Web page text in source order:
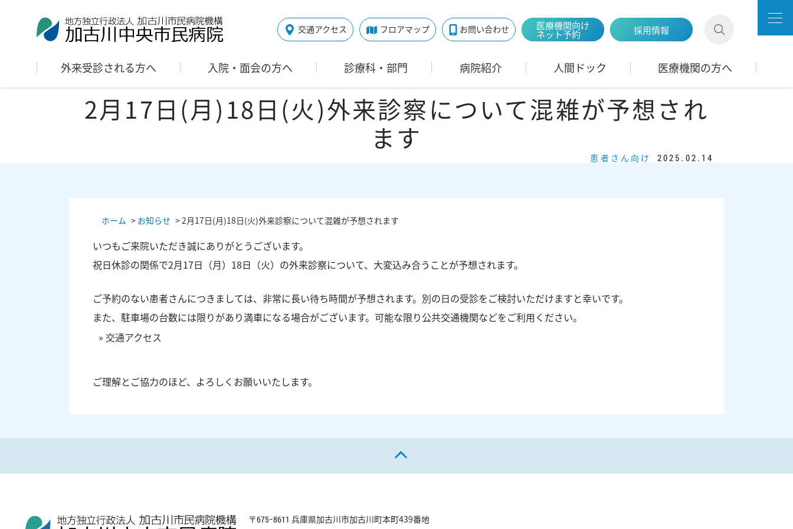
交通アクセス フロアマップ お問い合わせ 医療機関向け
ネット予約 採用情報
外来受診される方へ 入院・面会の方へ 診療科・部門 病院紹介 人間ドック 医療機関の方へ
2月17日(月)18日(火)外来診察について混雑が予想され
ます
患者さん向け 2025.02.14
ホーム > お知らせ >2月17日(月)18日(火)外来診察について混雑が予想されます
いつもご来院いただき誠にありがとうございます。
祝日休診の関係で2月17日（月）18日（火）の外来診察について、大変込み合うことが予想されます。
ご予約のない患者さんにつきましては、非常に長い待ち時間が予想されます。別の日の受診をご検討いただけますと幸いです。
また、駐車場の台数には限りがあり満車になる場合がございます。可能な限り公共交通機関などをご利用ください。
» 交通アクセス
ご理解とご協力のほど、よろしくお願いいたします。
〒675−8611 兵庫県加古川市加古川町本町439番地